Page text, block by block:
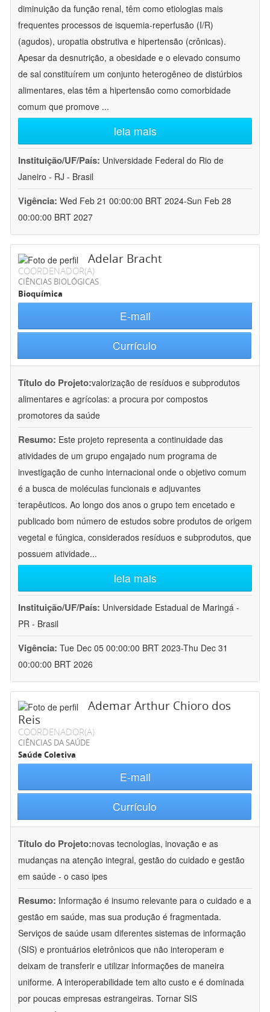
diminuição da função renal, têm como etiologias mais
frequentes processos de isquemia-reperfusão (I/R)
(agudos), uropatia obstrutiva e hipertensão (crônicas).
Apesar da desnutrição, a obesidade e o elevado consumo
de sal constituírem um conjunto heterogêneo de distúrbios
alimentares, elas têm a hipertensão como comorbidade
comum que promove ...
leia mais
Instituição/UF/País: Universidade Federal do Rio de
Janeiro - RJ - Brasil
Vigência: Wed Feb 21 00:00:00 BRT 2024-Sun Feb 28
00:00:00 BRT 2027
Adelar Bracht
COORDENADOR(A)
CIÊNCIAS BIOLÓGICAS
Bioquímica
E-mail
Currículo
Título do Projeto:valorização de resíduos e subprodutos
alimentares e agrícolas: a procura por compostos
promotores da saúde
Resumo: Este projeto representa a continuidade das
atividades de um grupo engajado num programa de
investigação de cunho internacional onde o objetivo comum
é a busca de moléculas funcionais e adjuvantes
terapêuticos. Ao longo dos anos o grupo tem encetado e
publicado bom número de estudos sobre produtos de origem
vegetal e fúngica, considerados resíduos e subprodutos, que
possuem atividade...
leia mais
Instituição/UF/País: Universidade Estadual de Maringá -
PR - Brasil
Vigência: Tue Dec 05 00:00:00 BRT 2023-Thu Dec 31
00:00:00 BRT 2026
Ademar Arthur Chioro dos
Reis
COORDENADOR(A)
CIÊNCIAS DA SAÚDE
Saúde Coletiva
E-mail
Currículo
Título do Projeto:novas tecnologias, inovação e as
mudanças na atenção integral, gestão do cuidado e gestão
em saúde - o caso ipes
Resumo: Informação é insumo relevante para o cuidado e a
gestão em saúde, mas sua produção é fragmentada.
Serviços de saúde usam diferentes sistemas de informação
(SIS) e prontuários eletrônicos que não interoperam e
deixam de transferir e utilizar informações de maneira
uniforme. A interoperabilidade tem alto custo e é dominada
por poucas empresas estrangeiras. Tornar SIS